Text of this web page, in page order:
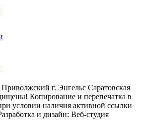
г. Энгельс Саратовская
Копирование и перепечатка в
условии наличия активной ссылки
и дизайн: Веб-студия